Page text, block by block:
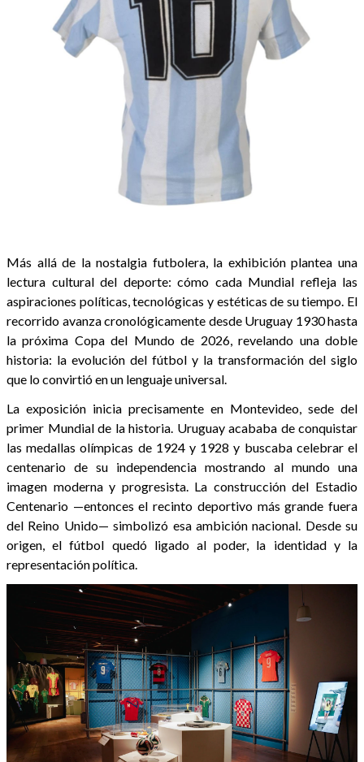
Más allá de la nostalgia futbolera, la exhibición plantea una
lectura cultural del deporte: cómo cada Mundial refleja las
aspiraciones políticas, tecnológicas y estéticas de su tiempo. El
recorrido avanza cronológicamente desde Uruguay 1930 hasta
la próxima Copa del Mundo de 2026, revelando una doble
historia: la evolución del fútbol y la transformación del siglo
que lo convirtió en un lenguaje universal.
La exposición inicia precisamente en Montevideo, sede del
primer Mundial de la historia. Uruguay acababa de conquistar
las medallas olímpicas de 1924 y 1928 y buscaba celebrar el
centenario de su independencia mostrando al mundo una
imagen moderna y progresista. La construcción del Estadio
Centenario —entonces el recinto deportivo más grande fuera
del Reino Unido— simbolizó esa ambición nacional. Desde su
origen, el fútbol quedó ligado al poder, la identidad y la
representación política.